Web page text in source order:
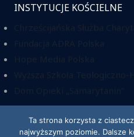
INSTYTUCJE KOŚCIELNE
Ta strona korzysta z
najwyższym poziomie. Dalsze